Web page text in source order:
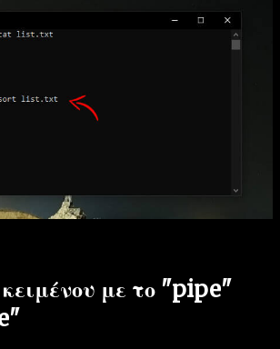
με το "pipe"